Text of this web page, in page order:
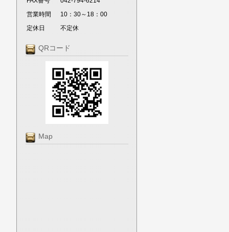
営業時間
10：30～18：00
定休日
不定休
QRコード
Map